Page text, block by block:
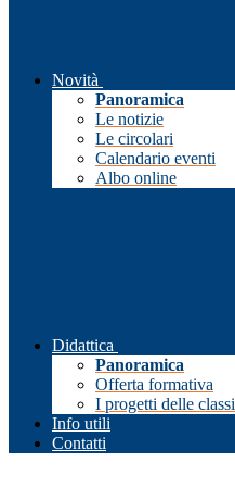
Novità
Panoramica
Le notizie
Le circolari
Calendario eventi
Albo online
Didattica
Panoramica
Offerta formativa
I progetti delle classi
Info utili
Contatti